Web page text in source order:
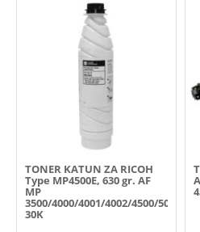
TONER KATUN ZA RICOH
Type MP4500E, 630 gr. AF
MP
3500/4000/4001/4002/4500/5000/
30K